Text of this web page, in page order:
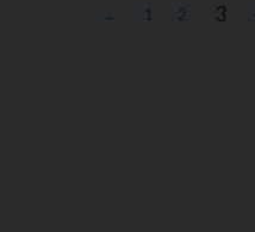
← 1 2 3